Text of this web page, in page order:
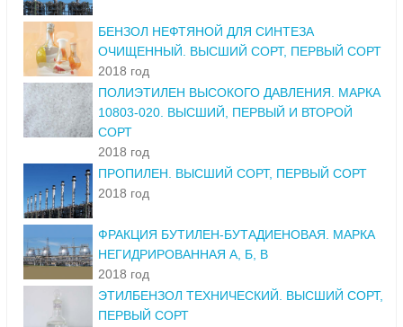
БЕНЗОЛ НЕФТЯНОЙ ДЛЯ СИНТЕЗА
ОЧИЩЕННЫЙ. ВЫСШИЙ СОРТ, ПЕРВЫЙ СОРТ
2018 год
ПОЛИЭТИЛЕН ВЫСОКОГО ДАВЛЕНИЯ. МАРКА
10803-020. ВЫСШИЙ, ПЕРВЫЙ И ВТОРОЙ
СОРТ
2018 год
ПРОПИЛЕН. ВЫСШИЙ СОРТ, ПЕРВЫЙ СОРТ
2018 год
ФРАКЦИЯ БУТИЛЕН-БУТАДИЕНОВАЯ. МАРКА
НЕГИДРИРОВАННАЯ А, Б, В
2018 год
ЭТИЛБЕНЗОЛ ТЕХНИЧЕСКИЙ. ВЫСШИЙ СОРТ,
ПЕРВЫЙ СОРТ